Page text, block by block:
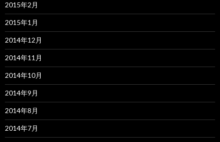
2015年2月
2015年1月
2014年12月
2014年11月
2014年10月
2014年9月
2014年8月
2014年7月